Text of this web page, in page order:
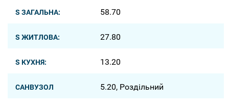
S ЗАГАЛЬНА: 58.70
S ЖИТЛОВА: 27.80
S КУХНЯ: 13.20
САНВУЗОЛ 5.20, Роздільний